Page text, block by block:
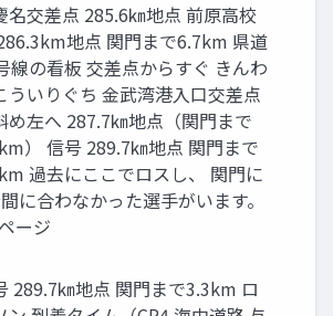
名交差点 285.6㎞地点 前原高校
地点 関門まで6.7km 県道
線の看板 交差点からすぐ きんわ
ういりぐち 金武湾港入口交差点
め左へ 287.7㎞地点（関門まで
） 信号 289.7㎞地点 関門まで
過去にここでロスし、 関門に
に合わなかった選手がいます。
ージ
289.7㎞地点 関門まで3.3km ロ